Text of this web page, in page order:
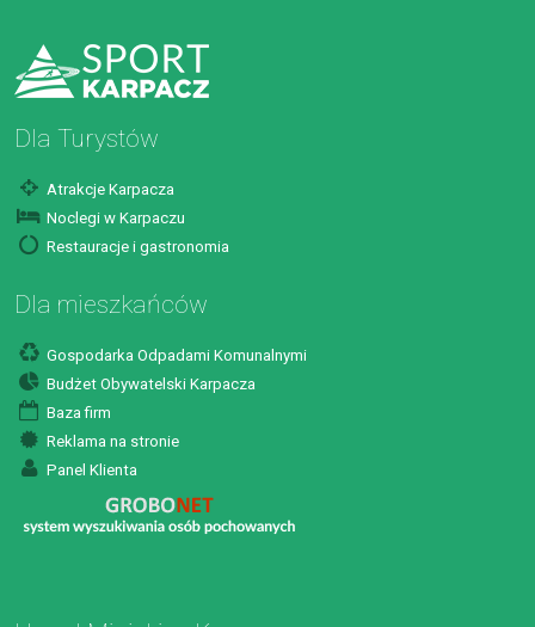
Dla Turystów
Atrakcje Karpacza
Noclegi w Karpaczu
Restauracje i gastronomia
Dla mieszkańców
Gospodarka Odpadami Komunalnymi
Budżet Obywatelski Karpacza
Baza firm
Reklama na stronie
Panel Klienta